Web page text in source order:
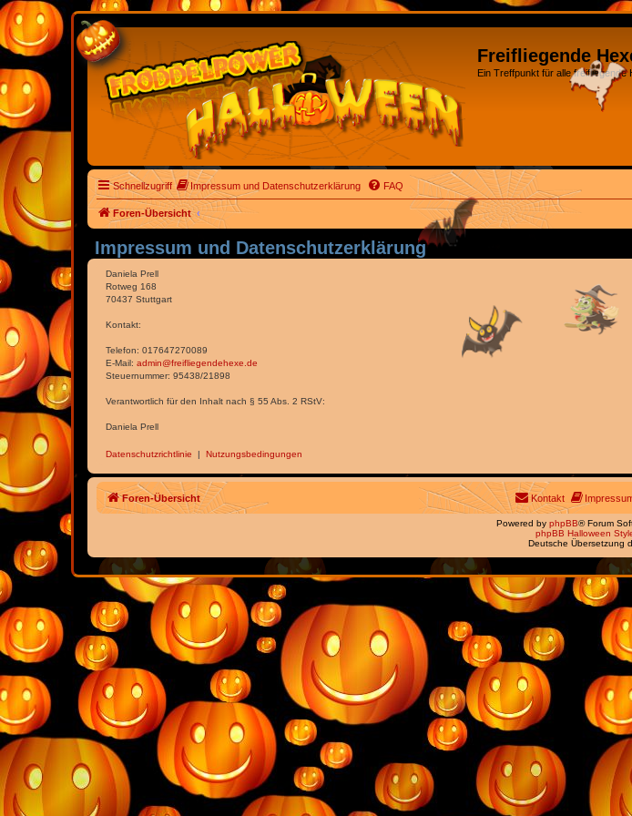
Freifliegende
Ein Treffpunkt für alle freifliegende
Schnellzugriff Impressum und Datenschutzerklärung FAQ
Foren-Übersicht
Impressum und Datenschutzerklärung
Daniela Prell
Rotweg 168
70437 Stuttgart
Kontakt:
Telefon: 017647270089
E-Mail: admin@freifliegendehexe.de
Steuernummer: 95438/21898
Verantwortlich für den Inhalt nach § 55 Abs. 2 RStV:
Daniela Prell
Datenschutzrichtlinie | Nutzungsbedingungen
Foren-Übersicht Kontakt
Powered by phpBB® Forum
phpBB Halloween
Deutsche Übersetzung